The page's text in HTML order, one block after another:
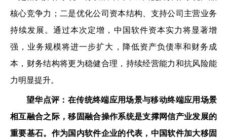
核心竞争力；二是优化公司资本结构、支持公司主营业务
持续发展。通过本次定增，中国软件资本实力将显著增
强，业务规模将进一步扩大，降低资产负债率和财务成
本，财务结构将更为稳健合理，持续经营能力和抗风险能
力明显提升。
望华点评：在传统终端应用场景与移动终端应用场景
相互融合之际，移固融合操作系统是支撑网信产业发展的
重要基石。作为国内软件企业的代表，中国软件加大移固